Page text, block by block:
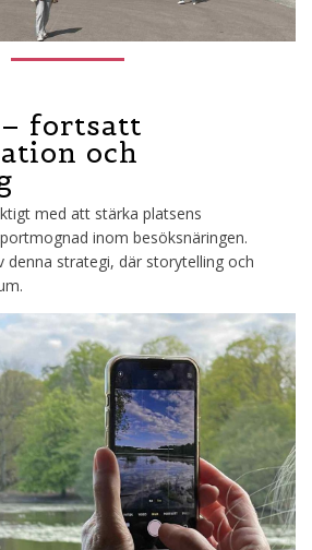
– fortsatt
och
med att stärka platsens
inom besöksnäringen.
denna strategi, där storytelling och